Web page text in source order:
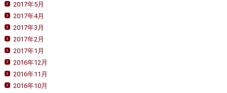
2017年5月
2017年4月
2017年3月
2017年2月
2017年1月
2016年12月
2016年11月
2016年10月